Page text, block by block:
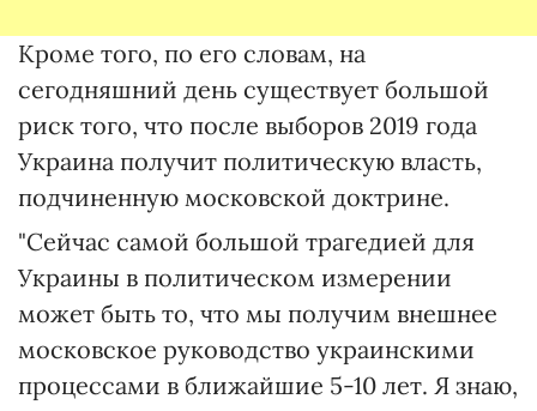
Кроме того, по его словам, на
сегодняшний день существует большой
риск того, что после выборов 2019 года
Украина получит политическую власть,
подчиненную московской доктрине.
"Сейчас самой большой трагедией для
Украины в политическом измерении
может быть то, что мы получим внешнее
московское руководство украинскими
процессами в ближайшие 5-10 лет. Я знаю,